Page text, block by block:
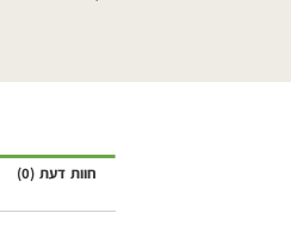
חוות דעת (0)